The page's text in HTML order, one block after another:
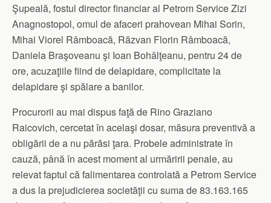
Şupeală, fostul director financiar al Petrom Service Zizi
Anagnostopol, omul de afaceri prahovean Mihai Sorin,
Mihai Viorel Râmboacă, Răzvan Florin Râmboacă,
Daniela Braşoveanu şi Ioan Bohâlţeanu, pentru 24 de
ore, acuzaţiile fiind de delapidare, complicitate la
delapidare şi spălare a banilor.
Procurorii au mai dispus faţă de Rino Graziano
Raicovich, cercetat în acelaşi dosar, măsura preventivă a
obligării de a nu părăsi ţara. Probele administrate în
cauză, până în acest moment al urmăririi penale, au
relevat faptul că falimentarea controlată a Petrom Service
a dus la prejudicierea societăţii cu suma de 83.163.165